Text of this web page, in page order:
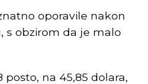
oporavile nakon
s obzirom da je malo
na 45,85 dolara,